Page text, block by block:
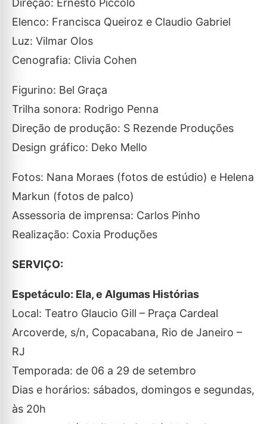
Direção: Ernesto Piccolo
Elenco: Francisca Queiroz e Claudio Gabriel
Luz: Vilmar Olos
Cenografia: Clivia Cohen
Figurino: Bel Graça
Trilha sonora: Rodrigo Penna
Direção de produção: S Rezende Produções
Design gráfico: Deko Mello
Fotos: Nana Moraes (fotos de estúdio) e Helena
Markun (fotos de palco)
Assessoria de imprensa: Carlos Pinho
Realização: Coxia Produções
SERVIÇO:
Espetáculo: Ela, e Algumas Histórias
Local: Teatro Glaucio Gill – Praça Cardeal
Arcoverde, s/n, Copacabana, Rio de Janeiro –
RJ
Temporada: de 06 a 29 de setembro
Dias e horários: sábados, domingos e segundas,
às 20h